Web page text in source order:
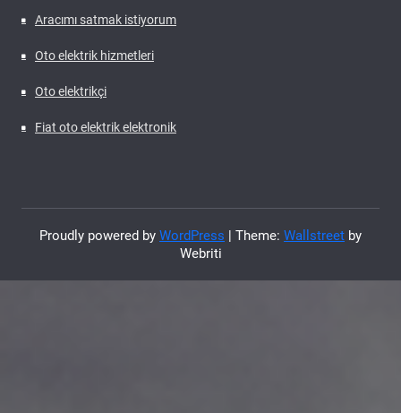
Aracımı satmak istiyorum
Oto elektrik hizmetleri
Oto elektrikçi
Fiat oto elektrik elektronik
Proudly powered by WordPress | Theme: Wallstreet by
Webriti